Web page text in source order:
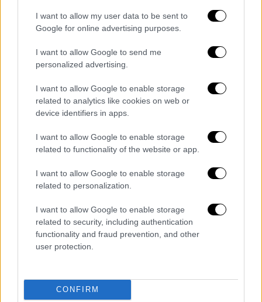
I want to allow my user data to be sent to
Google for online advertising purposes.
I want to allow Google to send me
personalized advertising.
I want to allow Google to enable storage
related to analytics like cookies on web or
device identifiers in apps.
I want to allow Google to enable storage
related to functionality of the website or app.
I want to allow Google to enable storage
related to personalization.
I want to allow Google to enable storage
related to security, including authentication
functionality and fraud prevention, and other
user protection.
CONFIRM
Είναι η πρώτη φορά που παράγεται μπύρα με
Κόσμος|05.03.2019 21:29
αρχαιολόγοι
Νέα ανακάλυψη για τον σπουδαίο αρχαίο